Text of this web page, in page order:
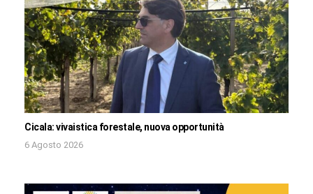
Cicala: vivaistica forestale, nuova opportunità
6 Agosto 2026